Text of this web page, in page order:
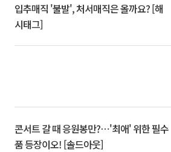
입추매직 '불발', 처서매직은 올까요? [해
시태그]
콘서트 갈 때 응원봉만?⋯'최애' 위한 필수
품 등장이오! [솔드아웃]